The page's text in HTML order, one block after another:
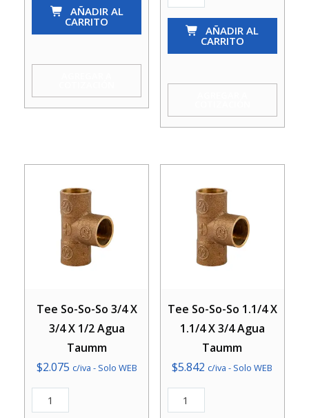
X
X
Taumm
cantidad
AÑADIR AL
CARRITO
So-
X
X
Agua
Taumm
cantidad
AÑADIR AL
CARRITO
Tee So-So-So 3/4 X
3/4 X 1/2 Agua
Taumm
$2.075 c/iva - Solo WEB
Tee
Tee So-So-So 1.1/4 X
1.1/4 X 3/4 Agua
Taumm
$5.842 c/iva - Solo WEB
Tee